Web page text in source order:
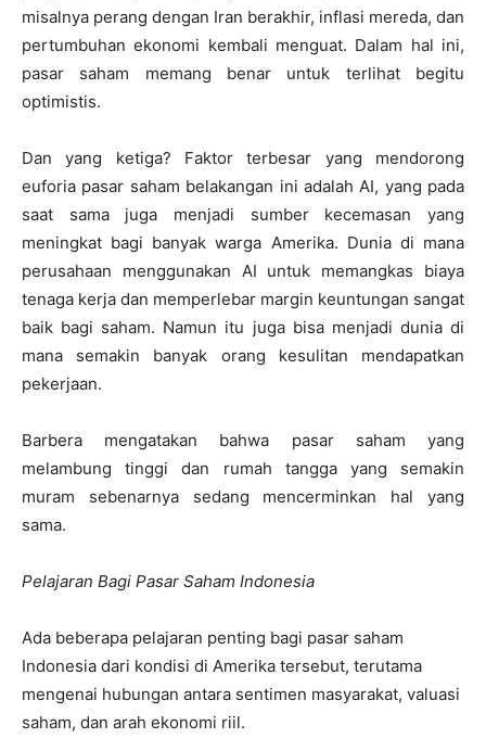
misalnya perang dengan Iran berakhir, inflasi mereda, dan
pertumbuhan ekonomi kembali menguat. Dalam hal ini,
pasar saham memang benar untuk terlihat begitu
optimistis.
Dan yang ketiga? Faktor terbesar yang mendorong
euforia pasar saham belakangan ini adalah AI, yang pada
saat sama juga menjadi sumber kecemasan yang
meningkat bagi banyak warga Amerika. Dunia di mana
perusahaan menggunakan AI untuk memangkas biaya
tenaga kerja dan memperlebar margin keuntungan sangat
baik bagi saham. Namun itu juga bisa menjadi dunia di
mana semakin banyak orang kesulitan mendapatkan
pekerjaan.
Barbera mengatakan bahwa pasar saham yang
melambung tinggi dan rumah tangga yang semakin
muram sebenarnya sedang mencerminkan hal yang
sama.
Pelajaran Bagi Pasar Saham Indonesia
Ada beberapa pelajaran penting bagi pasar saham
Indonesia dari kondisi di Amerika tersebut, terutama
mengenai hubungan antara sentimen masyarakat, valuasi
saham, dan arah ekonomi riil.